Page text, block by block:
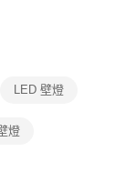
可透過四大超商／
LED 壁燈
燈